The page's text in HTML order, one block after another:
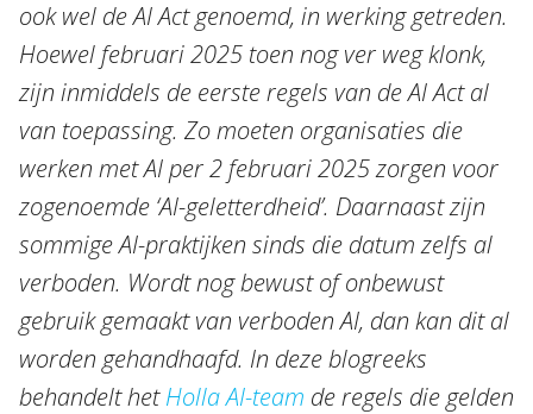
Over Holla
Onze mensen
Expertises
Topics
Internationaal
Nieuws
ook wel de AI Act genoemd, in werking getreden.
Hoewel februari 2025 toen nog ver weg klonk,
zijn inmiddels de eerste regels van de AI Act al
van toepassing. Zo moeten organisaties die
werken met AI per 2 februari 2025 zorgen voor
zogenoemde ‘AI-geletterdheid’. Daarnaast zijn
sommige AI-praktijken sinds die datum zelfs al
verboden. Wordt nog bewust of onbewust
gebruik gemaakt van verboden AI, dan kan dit al
worden gehandhaafd. In deze blogreeks
behandelt hetHolla AI-team de regels die gelden